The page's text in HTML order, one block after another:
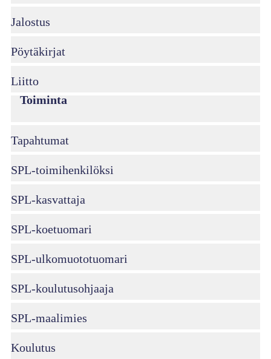
Jalostus
Pöytäkirjat
Liitto
Toiminta
Tapahtumat
SPL-toimihenkilöksi
SPL-kasvattaja
SPL-koetuomari
SPL-ulkomuototuomari
SPL-koulutusohjaaja
SPL-maalimies
Koulutus